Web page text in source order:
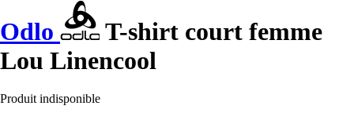
Odlo
T-shirt court femme
Lou Linencool
Produit indisponible